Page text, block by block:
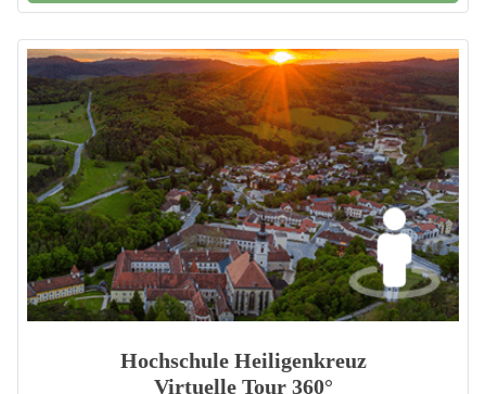
Hochschule Heiligenkreuz
Virtuelle Tour 360°